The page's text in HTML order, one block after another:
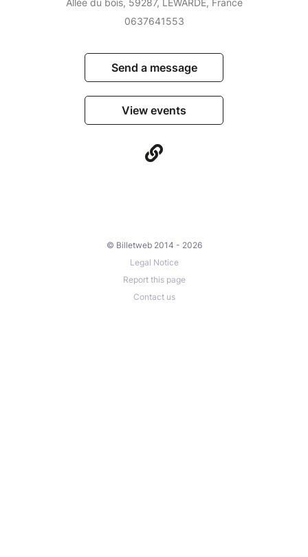
Allée du bois, 59287, LEWARDE, France
0637641553
Send a message
View events
© Billetweb 2014 - 2026
Legal Notice
Report this page
Contact us